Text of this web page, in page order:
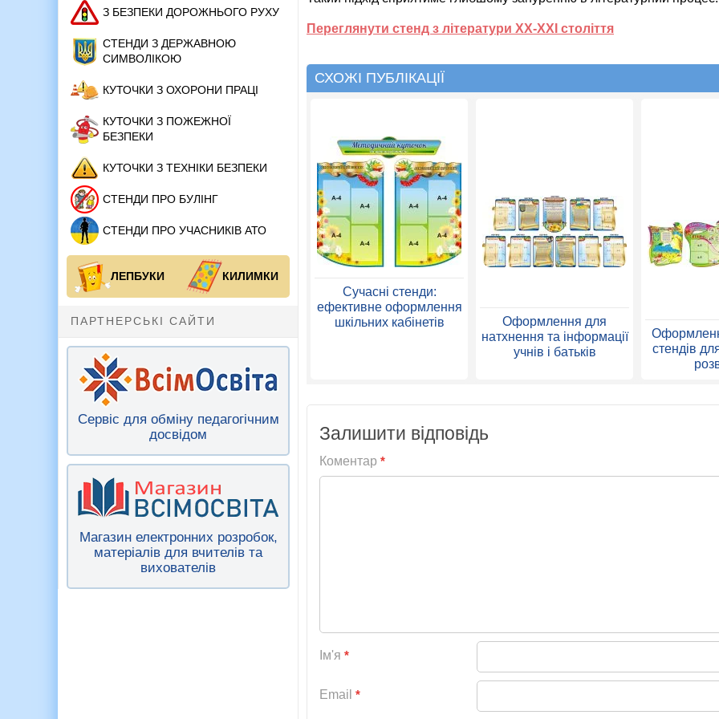
З БЕЗПЕКИ ДОРОЖНЬОГО РУХУ
СТЕНДИ З ДЕРЖАВНОЮ
СИМВОЛІКОЮ
КУТОЧКИ З ОХОРОНИ ПРАЦІ
КУТОЧКИ З ПОЖЕЖНОЇ
БЕЗПЕКИ
КУТОЧКИ З ТЕХНІКИ БЕЗПЕКИ
СТЕНДИ ПРО БУЛІНГ
СТЕНДИ ПРО УЧАСНИКІВ АТО
ЛЕПБУКИ КИЛИМКИ
ПАРТНЕРСЬКІ САЙТИ
Сервіс для обміну педагогічним
досвідом
Магазин електронних розробок,
матеріалів для вчителів та
вихователів
Переглянути стенд з літератури ХХ-ХХІ століття
СХОЖІ ПУБЛІКАЦІЇ
Сучасні стенди:
ефективне оформлення
шкільних кабінетів
Оформлення для
натхнення та інформації
учнів і батьків
стендів
Залишити відповідь
Коментар *
Ім'я *
Email *